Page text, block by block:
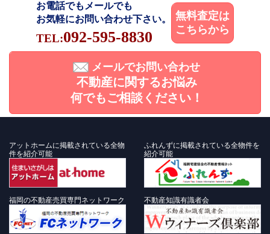
お電話でもメールでも
お気軽にお問い合わせ下さい。
TEL:092-595-8830
無料査定は
こちらから
メールでお問い合わせ
不動産に関するお悩み
何でもご相談ください！
アットホームに掲載されている全物
件を紹介可能
ふれんずに掲載されている全物件を
紹介可能
福岡の不動産売買専門ネットワーク 不動産知識有識者会